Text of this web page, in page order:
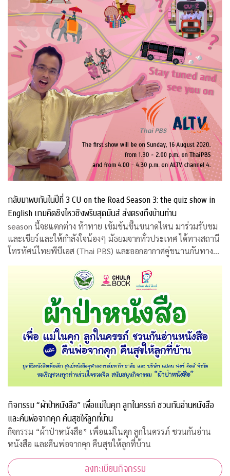
กลับมาพบกันในปีที่ 3 CU on the Road Season 3: the quiz show in
English เกมคิดชิงไหวชิงพริบสุดมันส์ ส่งตรงถึงบ้านท่าน
season นี้จะแตกต่าง ท้าทาย เข้มข้นขึ้นขนาดไหน มาร่วมรับชม
และเชียร์และให้กำลังใจน้องๆ มัธยมจากทั่วประเทศ ได้ทางสถานี
โทรทัศน์ไทยพีบีเอส (Thai PBS) และออกอากาศคู่ขนานกันทาง
สถานีโทรทัศน์เอแอลทีวี (ALTV)
กิจกรรม “ผ้าป่าหนังสือ” เพื่อแม่ในคุก ลูกในครรภ์ ชวนกันอ่านหนังสือ
และคืนพ่อจากคุก คืนสุขให้ลูกที่บ้าน
กิจกรรม “ผ้าป่าหนังสือ” เพื่อแม่ในคุก ลูกในครรภ์ ชวนกันอ่าน
หนังสือ และคืนพ่อจากคุก คืนสุขให้ลูกที่บ้าน
ลงทะเบียนกิจกรรม